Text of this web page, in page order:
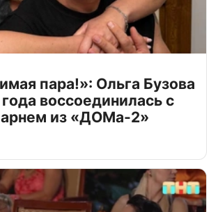
пара!»: Ольга Бузова
воссоединилась с
из «ДОМа-2»